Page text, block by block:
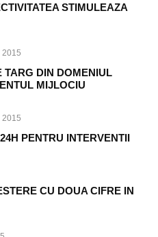
STIMULEAZA
2015
TARG DIN DOMENIUL
MIJLOCIU
2015
PENTRU INTERVENTII
CU DOUA CIFRE IN